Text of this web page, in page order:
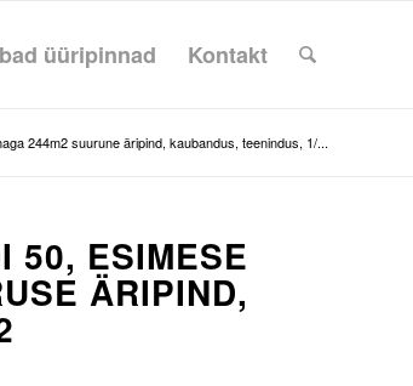
üüripinnad Kontakt
244m2 suurune äripind, kaubandus, teenindus, 1/...
50, ESIMESE
ÄRIPIND,